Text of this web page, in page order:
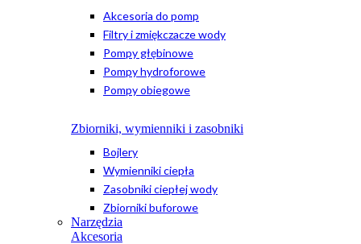
Akcesoria do pomp
Filtry i zmiękczacze wody
Pompy głębinowe
Pompy hydroforowe
Pompy obiegowe
Zbiorniki, wymienniki i zasobniki
Bojlery
Wymienniki ciepła
Zasobniki ciepłej wody
Zbiorniki buforowe
Narzędzia
Akcesoria